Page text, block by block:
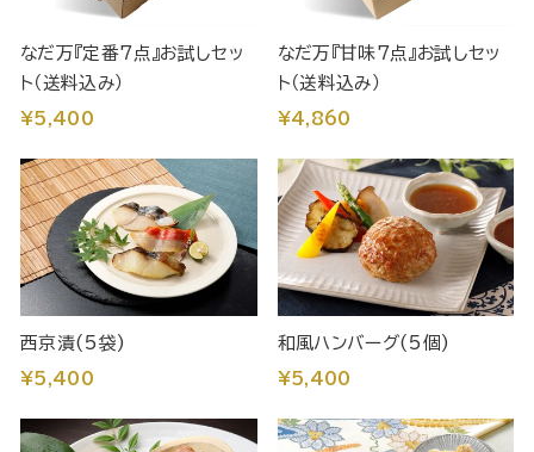
なだ万『定番7点』お試しセッ
ト（送料込み）
¥5,400
なだ万『甘味7点』お試しセッ
ト（送料込み）
¥4,860
西京漬(5袋)
¥5,400
和風ハンバーグ(5個)
¥5,400